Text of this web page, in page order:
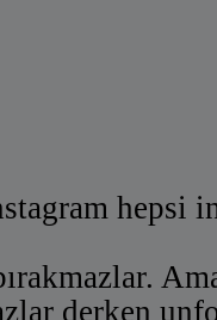
hepsi
derken